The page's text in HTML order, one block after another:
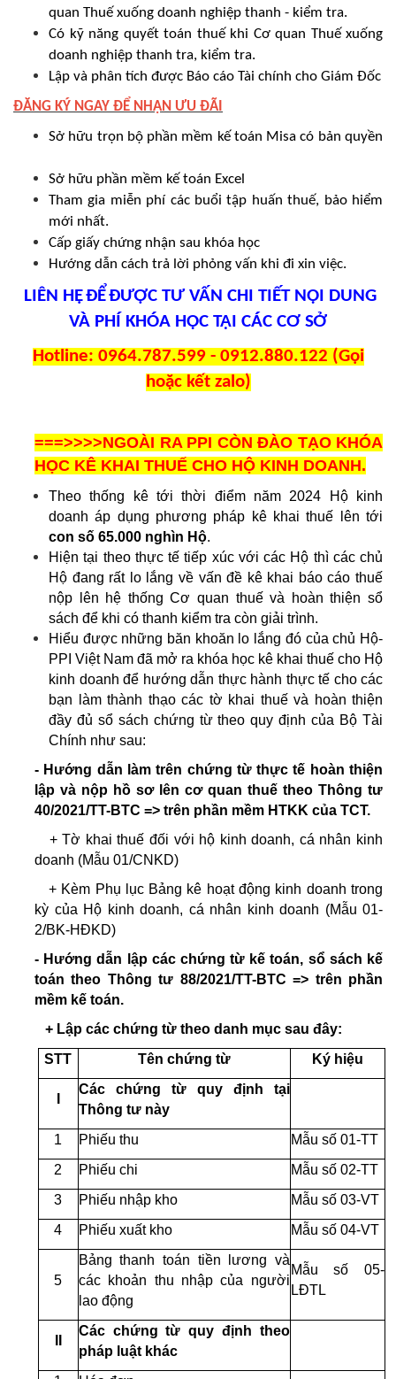
quan Thuế xuống doanh nghiệp thanh - kiểm tra.
Có kỹ năng quyết toán thuế khi Cơ quan Thuế xuống
doanh nghiệp thanh tra, kiểm tra.
Lập và phân tích được Báo cáo Tài chính cho Giám Đốc
ĐĂNG KÝ NGAY ĐỂ NHẬN ƯU ĐÃI
Sở hữu trọn bộ phần mềm kế toán Misa có bản quyền
Sở hữu phần mềm kế toán Excel
Tham gia miễn phí các buổi tập huấn thuế, bảo hiểm
mới nhất.
Cấp giấy chứng nhận sau khóa học
Hướng dẫn cách trả lời phỏng vấn khi đi xin việc.
LIÊN HỆĐỂĐƯỢC TƯ VẤN CHI TIẾT NỘI DUNG
VÀ PHÍ KHÓA HỌC TẠI CÁC CƠ SỞ
Hotline: 0964.787.599 - 0912.880.122 (Gọi
hoặc kết zalo)
===>>>>NGOÀI RA PPI CÒN ĐÀO TẠO KHÓA
HỌC KÊ KHAI THUẾ CHO HỘ KINH DOANH.
Theo thống kê tới thời điểm năm 2024 Hộ kinh
doanh áp dụng phương pháp kê khai thuế lên tới
con số 65.000 nghìn Hộ.
Hiện tại theo thực tế tiếp xúc với các Hộ thì các chủ
Hộ đang rất lo lắng về vấn đề kê khai báo cáo thuế
nộp lên hệ thống Cơ quan thuế và hoàn thiện sổ
sách để khi có thanh kiểm tra còn giải trình.
Hiểu được những băn khoăn lo lắng đó của chủ Hộ-
PPI Việt Nam đã mở ra khóa học kê khai thuế cho Hộ
kinh doanh để hướng dẫn thực hành thực tế cho các
bạn làm thành thạo các tờ khai thuế và hoàn thiện
đầy đủ sổ sách chứng từ theo quy định của Bộ Tài
Chính như sau:
- Hướng dẫn làm trên chứng từ thực tế hoàn thiện
lập và nộp hồ sơ lên cơ quan thuế theo Thông tư
40/2021/TT-BTC => trên phần mềm HTKK của TCT.
+ Tờ khai thuế đối với hộ kinh doanh, cá nhân kinh
doanh (Mẫu 01/CNKD)
+ Kèm Phụ lục Bảng kê hoạt động kinh doanh trong
kỳ của Hộ kinh doanh, cá nhân kinh doanh (Mẫu 01-
2/BK-HĐKD)
- Hướng dẫn lập các chứng từ kế toán, sổ sách kế
toán theo Thông tư 88/2021/TT-BTC => trên phần
mềm kế toán.
+ Lập các chứng từ theo danh mục sau đây:
STT
Tên chứng từ Ký hiệu
Các chứng từ quy định tại
Thông tư này
1
Phiếu thu
Mẫu số 01-TT
2
Phiếu chi
Mẫu số 02-TT
3
Phiếu nhập kho
Mẫu số 03-VT
4
Phiếu xuất kho Mẫu số 04-VT
5
Bảng thanh toán tiền lương và
các khoản thu nhập của người
lao động
Mẫu số 05-
LĐTL
Các chứng từ quy định theo
pháp luật khác